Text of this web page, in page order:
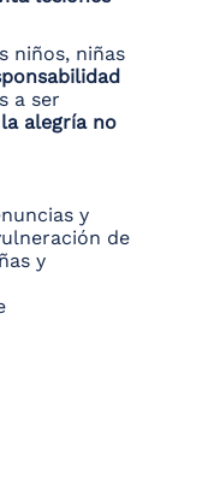
niños, niñas
a ser
la alegría no
y
de
y